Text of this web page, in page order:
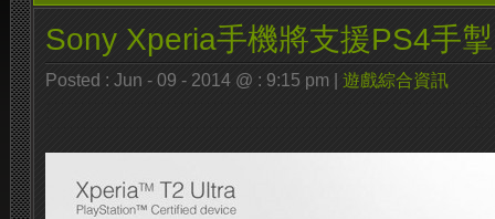
Sony Xperia手機將支援PS4手掣
Posted : Jun - 09 - 2014 @ : 9:15 pm | 遊戲綜合資訊